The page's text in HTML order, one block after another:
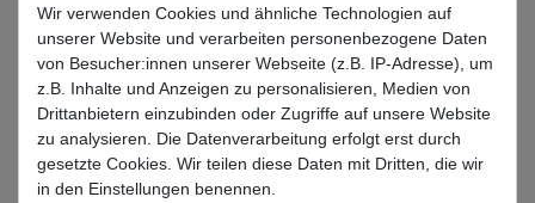
Beschreibung
Bewertung
Produktsicherheit
Wir verwenden Cookies und ähnliche Technologien auf
unserer Website und verarbeiten personenbezogene Daten
von Besucher:innen unserer Webseite (z.B. IP-Adresse), um
z.B. Inhalte und Anzeigen zu personalisieren, Medien von
Drittanbietern einzubinden oder Zugriffe auf unsere Website
zu analysieren. Die Datenverarbeitung erfolgt erst durch
gesetzte Cookies. Wir teilen diese Daten mit Dritten, die wir
in den Einstellungen benennen.